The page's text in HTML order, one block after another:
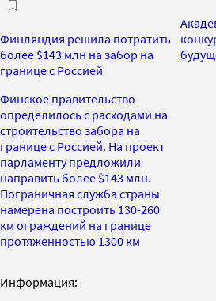
Финляндия решила потратить
более $143 млн на забор на
границе с Россией
Финское правительство
определилось с расходами на
строительство забора на
границе с Россией. На проект
парламенту предложили
направить более $143 млн.
Пограничная служба страны
намерена построить 130-260
км ограждений на границе
протяженностью 1300 км
Информация: